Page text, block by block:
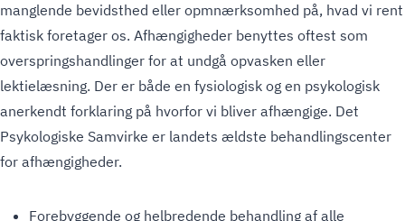
manglende bevidsthed eller opmnærksomhed på, hvad vi rent
faktisk foretager os. Afhængigheder benyttes oftest som
overspringshandlinger for at undgå opvasken eller
lektielæsning. Der er både en fysiologisk og en psykologisk
anerkendt forklaring på hvorfor vi bliver afhængige. Det
Psykologiske Samvirke er landets ældste behandlingscenter
for afhængigheder.
Forebyggende og helbredende behandling af alle